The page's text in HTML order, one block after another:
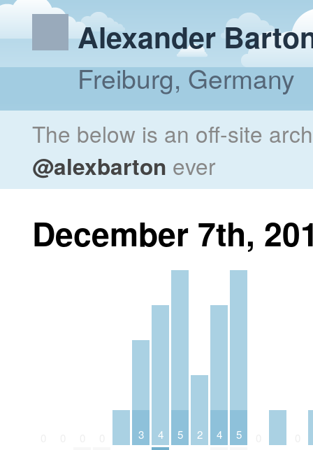
Alexander
Freiburg, Germany
The below is an off-site
@alexbarton ever
December 7th,
3 4 5 2 4 5